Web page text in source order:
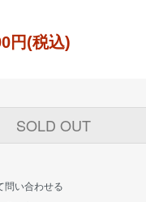
円(税込)
SOLD OUT
問い合わせる